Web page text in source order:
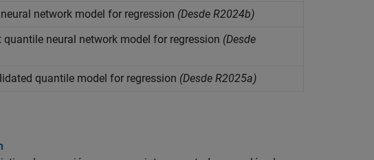
network model for regression (Desde R2024b)
quantile neural network model for regression (Desde
quantile model for regression (Desde R2025a)